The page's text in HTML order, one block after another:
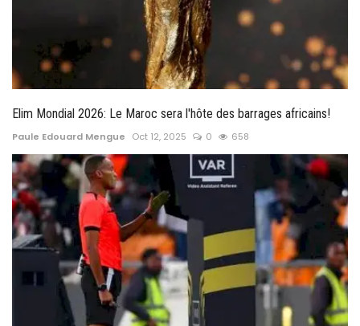
Elim Mondial 2026: Le Maroc sera l'hôte des barrages africains!
Paule Edouard Mengue Oct 12, 2025 0 658